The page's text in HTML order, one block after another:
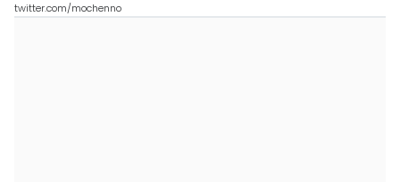
twitter.com/mochenno